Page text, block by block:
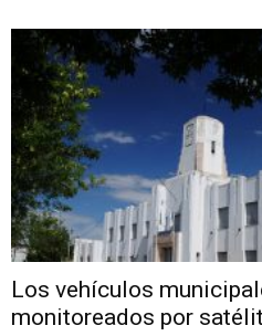
Los vehículos
monitoreados por